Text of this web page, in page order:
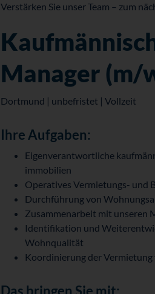
Verstärken Sie unser Team – zum
Manager (m/
Dortmund | unbefristet | Vollzeit
Ihre Aufgaben:
Eigenverantwortliche
immobilien
Operatives Vermietungs- und
Durchführung von
Zusammenarbeit mit unseren
Identifikation und
Wohnqualität
Koordinierung der
Das bringen Sie mit: